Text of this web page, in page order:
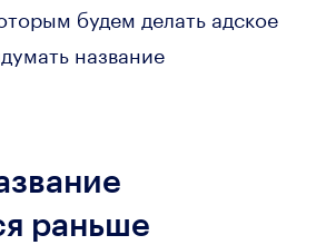
будем делать адское
название
раньше